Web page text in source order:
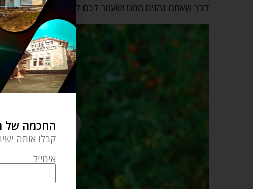
דבר שאתם נהנים ממנו ושעוזר לכם להפיג את הלחץ.
החכמה של
קבלו אותה
אימייל